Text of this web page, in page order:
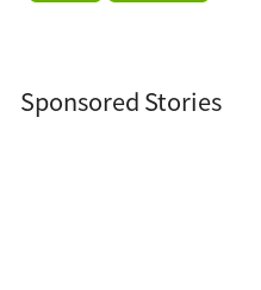
Sponsored Stories